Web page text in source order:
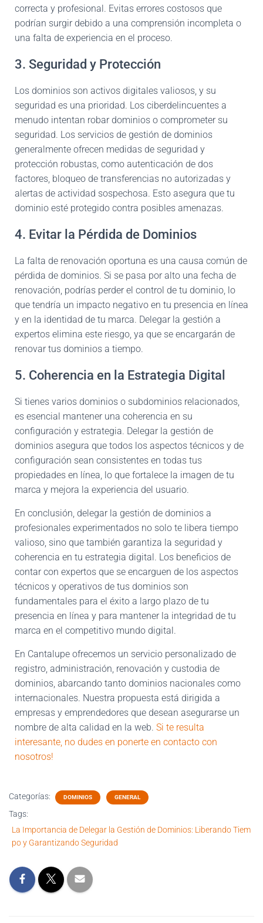
correcta y profesional. Evitas errores costosos que
podrían surgir debido a una comprensión incompleta o
una falta de experiencia en el proceso.
3. Seguridad y Protección
Los dominios son activos digitales valiosos, y su
seguridad es una prioridad. Los ciberdelincuentes a
menudo intentan robar dominios o comprometer su
seguridad. Los servicios de gestión de dominios
generalmente ofrecen medidas de seguridad y
protección robustas, como autenticación de dos
factores, bloqueo de transferencias no autorizadas y
alertas de actividad sospechosa. Esto asegura que tu
dominio esté protegido contra posibles amenazas.
4. Evitar la Pérdida de Dominios
La falta de renovación oportuna es una causa común de
pérdida de dominios. Si se pasa por alto una fecha de
renovación, podrías perder el control de tu dominio, lo
que tendría un impacto negativo en tu presencia en línea
y en la identidad de tu marca. Delegar la gestión a
expertos elimina este riesgo, ya que se encargarán de
renovar tus dominios a tiempo.
5. Coherencia en la Estrategia Digital
Si tienes varios dominios o subdominios relacionados,
es esencial mantener una coherencia en su
configuración y estrategia. Delegar la gestión de
dominios asegura que todos los aspectos técnicos y de
configuración sean consistentes en todas tus
propiedades en línea, lo que fortalece la imagen de tu
marca y mejora la experiencia del usuario.
En conclusión, delegar la gestión de dominios a
profesionales experimentados no solo te libera tiempo
valioso, sino que también garantiza la seguridad y
coherencia en tu estrategia digital. Los beneficios de
contar con expertos que se encarguen de los aspectos
técnicos y operativos de tus dominios son
fundamentales para el éxito a largo plazo de tu
presencia en línea y para mantener la integridad de tu
marca en el competitivo mundo digital.
En Cantalupe ofrecemos un servicio personalizado de
registro, administración, renovación y custodia de
dominios, abarcando tanto dominios nacionales como
internacionales. Nuestra propuesta está dirigida a
empresas y emprendedores que desean asegurarse un
nombre de alta calidad en la web. Si te resulta
interesante, no dudes en ponerte en contacto con
nosotros!
Categorías: DOMINIOS GENERAL
Tags:
La Importancia de Delegar la Gestión de Dominios: Liberando Tiem
po y Garantizando Seguridad